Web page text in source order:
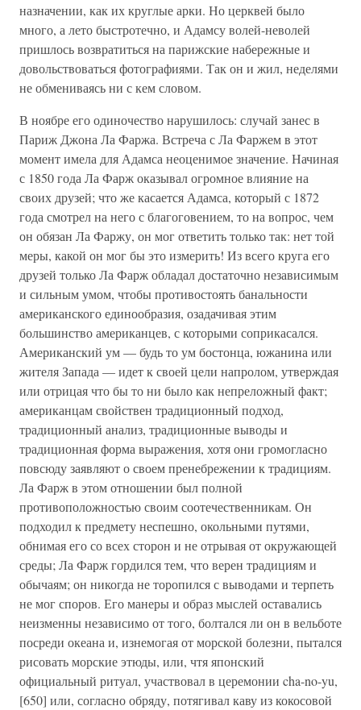
назначении, как их круглые арки. Но церквей было
много, а лето быстротечно, и Адамсу волей-неволей
пришлось возвратиться на парижские набережные и
довольствоваться фотографиями. Так он и жил, неделями
не обмениваясь ни с кем словом.
В ноябре его одиночество нарушилось: случай занес в
Париж Джона Ла Фаржа. Встреча с Ла Фаржем в этот
момент имела для Адамса неоценимое значение. Начиная
с 1850 года Ла Фарж оказывал огромное влияние на
своих друзей; что же касается Адамса, который с 1872
года смотрел на него с благоговением, то на вопрос, чем
он обязан Ла Фаржу, он мог ответить только так: нет той
меры, какой он мог бы это измерить! Из всего круга его
друзей только Ла Фарж обладал достаточно независимым
и сильным умом, чтобы противостоять банальности
американского единообразия, озадачивая этим
большинство американцев, с которыми соприкасался.
Американский ум — будь то ум бостонца, южанина или
жителя Запада — идет к своей цели напролом, утверждая
или отрицая что бы то ни было как непреложный факт;
американцам свойствен традиционный подход,
традиционный анализ, традиционные выводы и
традиционная форма выражения, хотя они громогласно
повсюду заявляют о своем пренебрежении к традициям.
Ла Фарж в этом отношении был полной
противоположностью своим соотечественникам. Он
подходил к предмету неспешно, окольными путями,
обнимая его со всех сторон и не отрывая от окружающей
среды; Ла Фарж гордился тем, что верен традициям и
обычаям; он никогда не торопился с выводами и терпеть
не мог споров. Его манеры и образ мыслей оставались
неизменны независимо от того, болтался ли он в вельботе
посреди океана и, изнемогая от морской болезни, пытался
рисовать морские этюды, или, чтя японский
официальный ритуал, участвовал в церемонии cha-no-yu,
[650] или, согласно обряду, потягивал каву из кокосовой